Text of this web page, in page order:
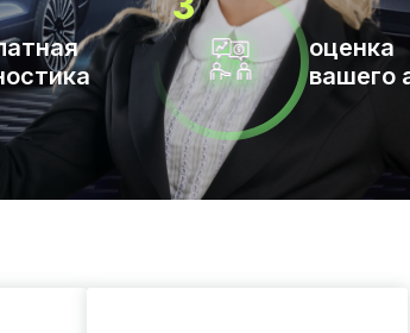
оценка
вашего